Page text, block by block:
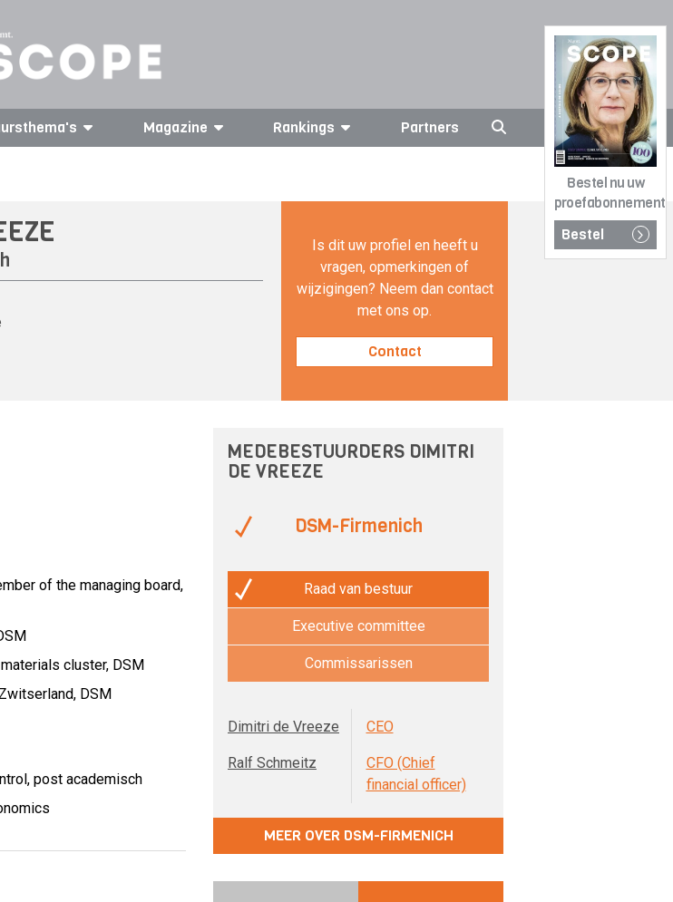
Bestel nu uw
proefabonnement
Bestel
Magazine Rankings Partners
Is dit uw profiel en heeft u
vragen, opmerkingen of
wijzigingen? Neem dan contact
met ons op.
Contact
of the managing board,
cluster, DSM
DSM
post academisch
MEDEBESTUURDERS DIMITRI
DE VREEZE
DSM-Firmenich
Raad van bestuur
Executive committee
Commissarissen
Dimitri de Vreeze CEO
Ralf Schmeitz
CFO (Chief
financial officer)
MEER OVER DSM-FIRMENICH